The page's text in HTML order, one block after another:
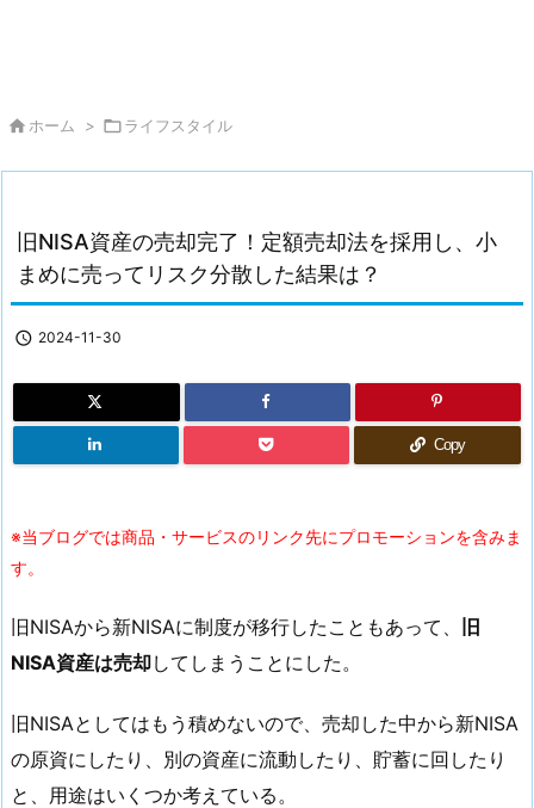
 ホーム > ライフスタイル
旧NISA資産の売却完了！定額売却法を採用し、小
まめに売ってリスク分散した結果は？
 2024-11-30
Copy
※当ブログでは商品・サービスのリンク先にプロモーションを含みま
す。
旧NISAから新NISAに制度が移行したこともあって、 旧
NISA資産は売却してしまうことにした。
旧NISAとしてはもう積めないので、売却した中から新NISA
の原資にしたり、別の資産に流動したり、貯蓄に回したり
と、用途はいくつか考えている。